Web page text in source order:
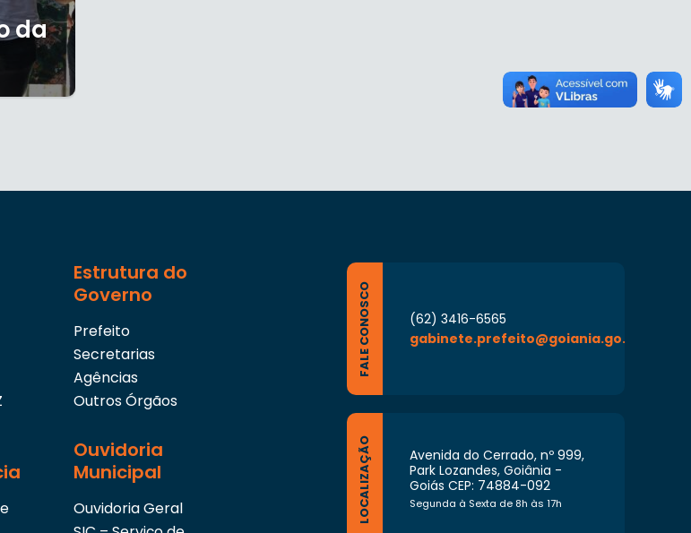
da
Estrutura do
Governo
Prefeito
Secretarias
Agências
Outros Órgãos
Ouvidoria
Municipal
Ouvidoria Geral
FALE CONOSCO
(62) 3416-6565
gabinete.prefeito@goiania.go.gov.br
LOCALIZAÇÃO
Avenida do Cerrado, nº 999,
Park Lozandes, Goiânia -
Goiás CEP: 74884-092
Segunda à Sexta de 8h às 17h